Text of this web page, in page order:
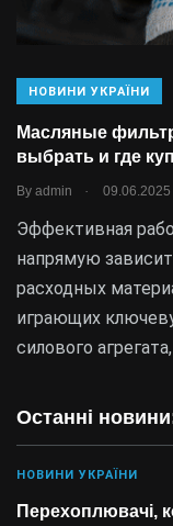
НОВИНИ УКРАЇНИ
Масляные
выбрать и где
By admin . 09.06.2025
Эффективная
напрямую
расходных
играющих
силового
Останні
НОВИНИ УКРАЇНИ
Перехоплювачі,